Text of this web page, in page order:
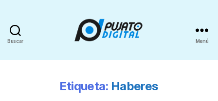
Buscar Menú
Etiqueta: Haberes